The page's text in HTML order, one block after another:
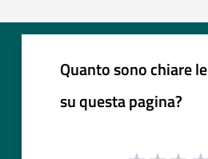
Quanto sono chiare
su questa pagina?